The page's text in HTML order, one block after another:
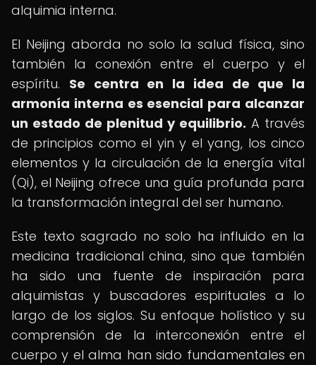
alquimia interna.
El Neijing aborda no solo la salud física, sino
también la conexión entre el cuerpo y el
espíritu. Se centra en la idea de que la
armonía interna es esencial para alcanzar
un estado de plenitud y equilibrio. A través
de principios como el yin y el yang, los cinco
elementos y la circulación de la energía vital
(Qi), el Neijing ofrece una guía profunda para
la transformación integral del ser humano.
Este texto sagrado no solo ha influido en la
medicina tradicional china, sino que también
ha sido una fuente de inspiración para
alquimistas y buscadores espirituales a lo
largo de los siglos. Su enfoque holístico y su
comprensión de la interconexión entre el
cuerpo y el alma han sido fundamentales en